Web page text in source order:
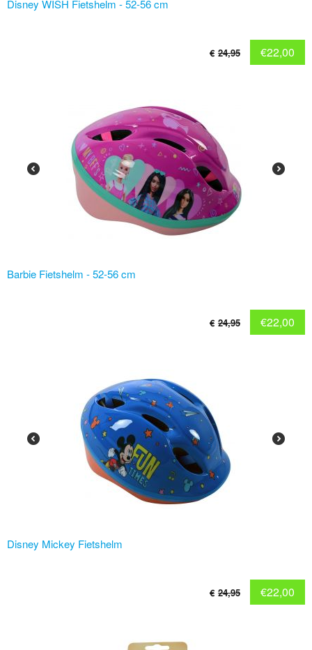
Disney WISH Fietshelm - 52-56 cm
€ 24,95 €22,00
Barbie Fietshelm - 52-56 cm
€ 24,95 €22,00
Disney Mickey Fietshelm
€ 24,95 €22,00